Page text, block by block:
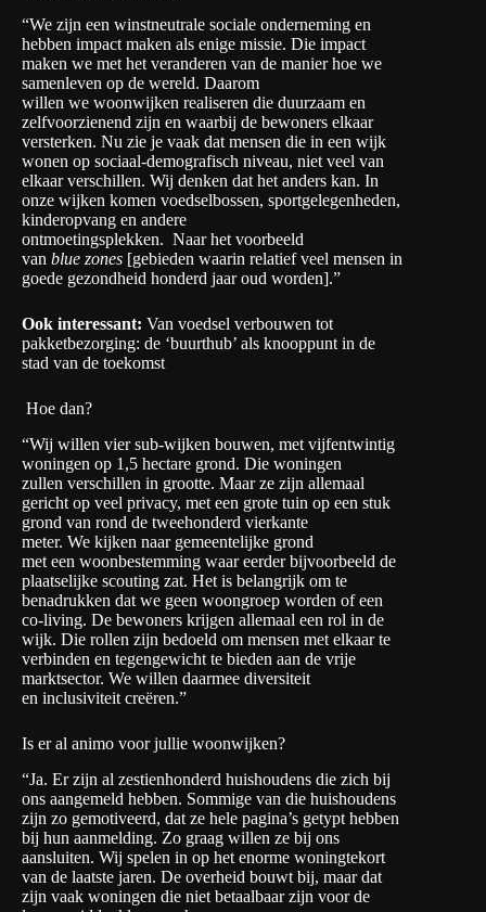
“We zijn een winstneutrale sociale onderneming en
hebben impact maken als enige missie. Die impact
maken we met het veranderen van de manier hoe we
samenleven op de wereld. Daarom
willen we woonwijken realiseren die duurzaam en
zelfvoorzienend zijn en waarbij de bewoners elkaar
versterken. Nu zie je vaak dat mensen die in een wijk
wonen op sociaal-demografisch niveau, niet veel van
elkaar verschillen. Wij denken dat het anders kan. In
onze wijken komen voedselbossen, sportgelegenheden,
kinderopvang en andere
ontmoetingsplekken. Naar het voorbeeld
van blue zones [gebieden waarin relatief veel mensen in
goede gezondheid honderd jaar oud worden].”
Ook interessant: Van voedsel verbouwen tot
pakketbezorging: de ‘buurthub’ als knooppunt in de
stad van de toekomst
Hoe dan?
“Wij willen vier sub-wijken bouwen, met vijfentwintig
woningen op 1,5 hectare grond. Die woningen
zullen verschillen in grootte. Maar ze zijn allemaal
gericht op veel privacy, met een grote tuin op een stuk
grond van rond de tweehonderd vierkante
meter. We kijken naar gemeentelijke grond
met een woonbestemming waar eerder bijvoorbeeld de
plaatselijke scouting zat. Het is belangrijk om te
benadrukken dat we geen woongroep worden of een
co-living. De bewoners krijgen allemaal een rol in de
wijk. Die rollen zijn bedoeld om mensen met elkaar te
verbinden en tegengewicht te bieden aan de vrije
marktsector. We willen daarmee diversiteit
en inclusiviteit creëren.”
Is er al animo voor jullie woonwijken?
“Ja. Er zijn al zestienhonderd huishoudens die zich bij
ons aangemeld hebben. Sommige van die huishoudens
zijn zo gemotiveerd, dat ze hele pagina’s getypt hebben
bij hun aanmelding. Zo graag willen ze bij ons
aansluiten. Wij spelen in op het enorme woningtekort
van de laatste jaren. De overheid bouwt bij, maar dat
zijn vaak woningen die niet betaalbaar zijn voor de